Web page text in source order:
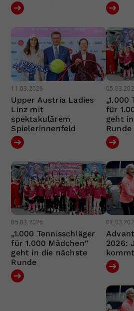
11.03.2026
Upper Austria Ladies
Linz mit
spektakulärem
Spielerinnenfeld
„1.000
für
geht
Runde
05.03.2026
„1.000 Tennisschläger
für 1.000 Mädchen“
geht in die nächste
Runde
2026: